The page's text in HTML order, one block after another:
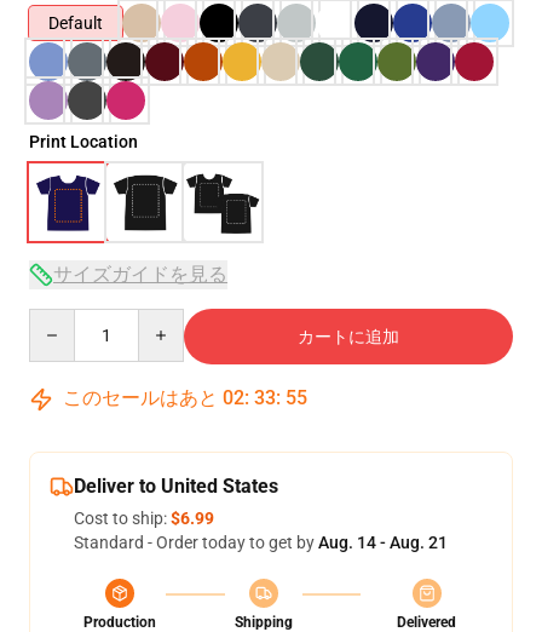
Default
Print Location
サイズガイドを見る
カートに追加
このセールはあと 02: 33: 54
Deliver to United States
Cost to ship:$6.99
Standard - Order today to get byAug. 14 - Aug. 21
Production
Shipping
Delivered